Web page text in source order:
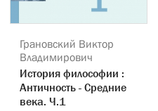
Грановский Виктор
Владимирович
История философии :
Античность - Средние
века. Ч.1